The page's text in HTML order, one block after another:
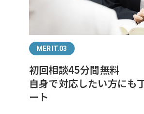
MERIT.03
初回相談45分間無料
自身で対応したい方にも
ート